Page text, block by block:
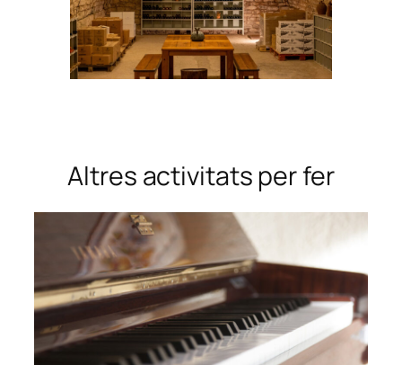
Altres activitats per fer